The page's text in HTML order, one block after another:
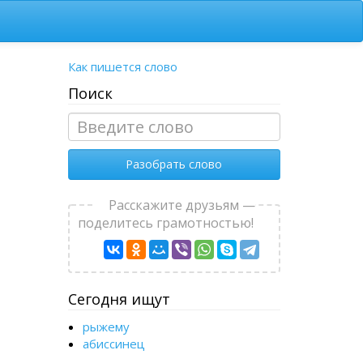
Как пишется слово
Поиск
Разобрать слово
Расскажите друзьям —
поделитесь грамотностью!
Сегодня ищут
рыжему
абиссинец